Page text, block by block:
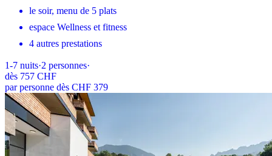
le soir, menu de 5 plats
espace Wellness et fitness
4 autres prestations
1-7 nuits·2 personnes·
dès 757 CHF
par personne dès CHF 379